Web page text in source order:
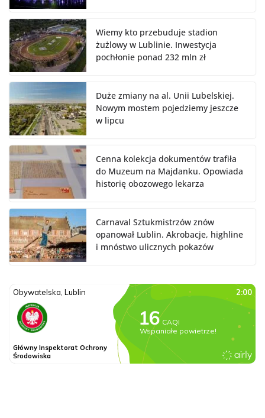
Wiemy kto przebuduje stadion
żużlowy w Lublinie. Inwestycja
pochłonie ponad 232 mln zł
Duże zmiany na al. Unii Lubelskiej.
Nowym mostem pojedziemy jeszcze
w lipcu
Cenna kolekcja dokumentów trafiła
do Muzeum na Majdanku. Opowiada
historię obozowego lekarza
Carnaval Sztukmistrzów znów
opanował Lublin. Akrobacje, highline
i mnóstwo ulicznych pokazów